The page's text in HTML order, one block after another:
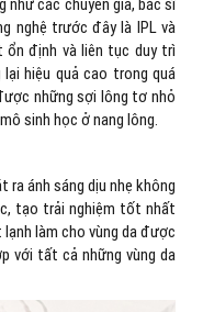
nghệ trước đây là IPL và
ổn định và liên tục duy trì
hiệu quả cao trong quá
những sợi lông tơ nhỏ
sinh học ở nang lông.
ra ánh sáng dịu nhẹ không
tạo trải nghiệm tốt nhất
làm cho vùng da được
với tất cả những vùng da